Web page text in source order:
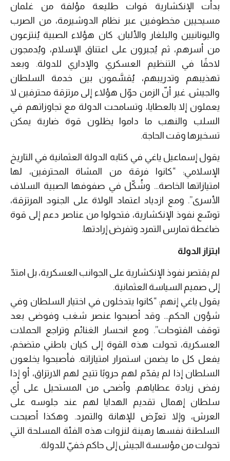
بدأت الإنكشارية قوات طليعة مؤلفة من غلمان
مسيحيين مخطوفين عبر نظام الدوشيرمة، من الصرب
واليونانيين والبلغار والألبان. كان هؤلاء الصبية يُنتزعون
من أسرهم، ثم يُجبرون على اعتناق الإسلام، ويُدمجون
لاحقًا في التنظيم العسكري والإداري للدولة. وبعد
تهذيبهم وتدريبهم، يُقسَّمون بين خدمة السلطان
والجيش. غير أنّ الزمن حوّل هؤلاء إلى مرتزقة محترفين لا
يعملون إلا بالعطايا، وتسامحت الدولة مع تجاوزاتهم في
السلب والنهب ما داموا يظلون قوة ضاربة يمكن
تسخيرها وقت الحاجة.
يقول إسماعيل ياغي في كتابه الدولة العثمانية في التاريخ
الإسلامي: “كانوا فرقة من المشاة المحترفين، لها
امتيازاتها الخاصة… وشُكّل في صفوفها الصبية السلاف
الأسرى”. ومع ازدياد اعتماد الولاة على الجنود المرتزقة،
توسّع نفوذ الإنكشارية، فتحولوا من عناصر دعم إلى قوة
ضاغطة تمارس التمرد وتفرض إرادتها.
ابتزاز الدولة
لم يقتصر نفوذ الإنكشارية على الجوانب العسكرية، بل امتدّ
إلى صميم السياسة العثمانية.
يقول ياغي إنهم: “كانوا يتدخلون في اختيار السلطان وفي
شؤون الحكم… وقد أصبحوا عنصر شغب وفوضى بعد
توقف الفتوحات”. ومع انحسار الغنائم وتراجع الحملات
العسكرية، تحولت هذه القوة إلى كيان باطني متضخم،
يفعل كل ما يضمن استمرار امتيازاته. فأصبحوا يخلعون
السلطان إذا لم يقدّم لهم حروبًا تتيح لهم الارتزاق، أو إذا
رفض زيادة عطاياهم. وأضحى من المستحيل على أي
سلطان إهمال تقديم الهدايا لهم عند جلوسه على
العرش، وإلا تعرّض للإهانة والتمرد. وهكذا أصبحت
السلطنة نفسها رهينة لنزوات هذه الفئة المسلحة التي
تحولت من مؤسسة الجيش إلى حاكم خفيّ للدولة.